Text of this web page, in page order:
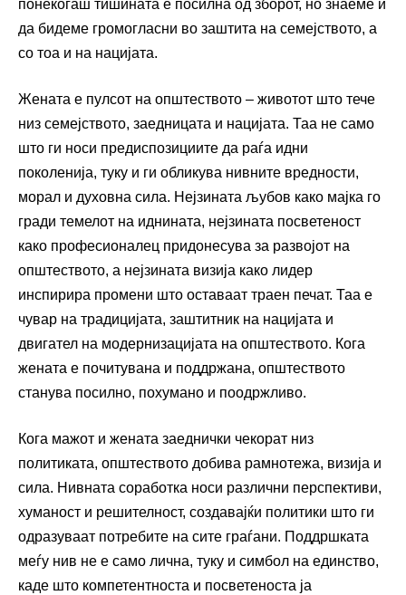
понекогаш тишината е посилна од зборот, но знаеме и
да бидеме громогласни во заштита на семејството, а
со тоа и на нацијата.
Жената е пулсот на општеството – животот што тече
низ семејството, заедницата и нацијата. Таа не само
што ги носи предиспозициите да раѓа идни
поколенија, туку и ги обликува нивните вредности,
морал и духовна сила. Нејзината љубов како мајка го
гради темелот на иднината, нејзината посветеност
како професионалец придонесува за развојот на
општеството, а нејзината визија како лидер
инспирира промени што оставаат траен печат. Таа е
чувар на традицијата, заштитник на нацијата и
двигател на модернизацијата на општеството. Кога
жената е почитувана и поддржана, општеството
станува посилно, похумано и поодржливо.
Кога мажот и жената заеднички чекорат низ
политиката, општеството добива рамнотежа, визија и
сила. Нивната соработка носи различни перспективи,
хуманост и решителност, создавајќи политики што ги
одразуваат потребите на сите граѓани. Поддршката
меѓу нив не е само лична, туку и симбол на единство,
каде што компетентноста и посветеноста ја